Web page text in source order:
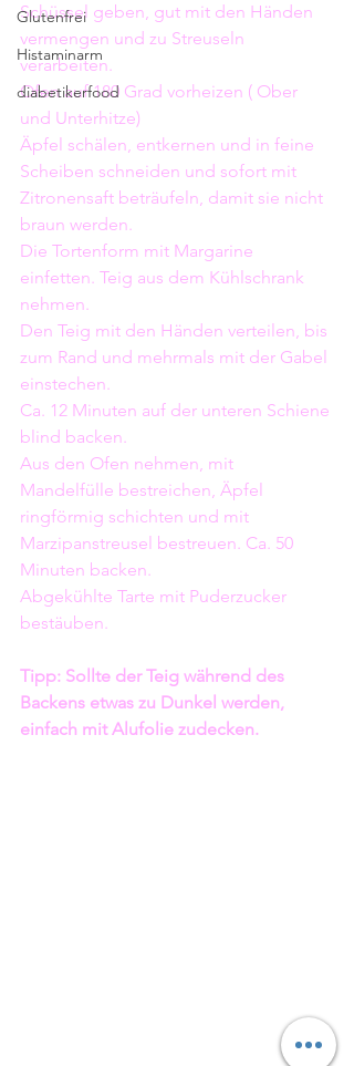
Glutenfrei
Histaminarm
diabetikerfood
Schüssel geben, gut mit den Händen
vermengen und zu Streuseln
verarbeiten.
Ofen auf 180 Grad vorheizen ( Ober
und Unterhitze)
Äpfel schälen, entkernen und in feine
Scheiben schneiden und sofort mit
Zitronensaft beträufeln, damit sie nicht
braun werden.
Die Tortenform mit Margarine
einfetten. Teig aus dem Kühlschrank
nehmen.
Den Teig mit den Händen verteilen, bis
zum Rand und mehrmals mit der Gabel
einstechen.
Ca. 12 Minuten auf der unteren Schiene
blind backen.
Aus den Ofen nehmen, mit
Mandelfülle bestreichen, Äpfel
ringförmig schichten und mit
Marzipanstreusel bestreuen. Ca. 50
Minuten backen.
Abgekühlte Tarte mit Puderzucker
bestäuben.
Tipp: Sollte der Teig während des
Backens etwas zu Dunkel werden,
einfach mit Alufolie zudecken.